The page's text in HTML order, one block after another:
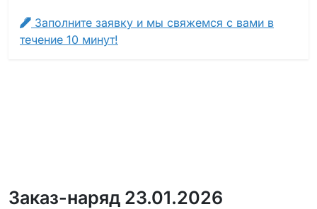
Заполните заявку и мы свяжемся с вами в
течение 10 минут!
Заказ-наряд 23.01.2026